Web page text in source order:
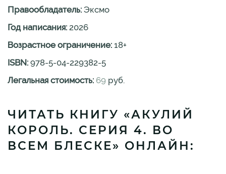
Правообладатель: Эксмо
Год написания: 2026
Возрастное ограничение: 18+
ISBN: 978-5-04-229382-5
Легальная стоимость: 69 руб.
ЧИТАТЬ КНИГУ «АКУЛИЙ
КОРОЛЬ. СЕРИЯ 4. ВО
ВСЕМ БЛЕСКЕ» ОНЛАЙН: